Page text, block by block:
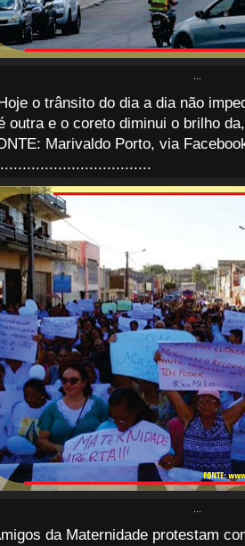
o trânsito do dia a dia não
outra e o coreto diminui o brilho
Marivaldo Porto, via
...
da Maternidade protestam